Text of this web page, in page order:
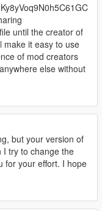
until the creator of
make it easy to use
of mod creators
else without
but your version of
I try to change the
for your effort. I hope